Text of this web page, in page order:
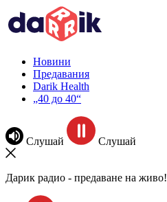
Новини
Предавания
Darik Health
„40 до 40“
Слушай Слушай
Дарик радио - предаване на живо!